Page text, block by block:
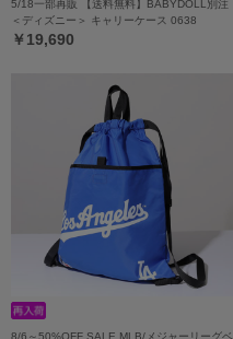
5/18一部再販 【送料無料】BABYDOLL別注
＜ディズニー＞ キャリーケース 0638
￥19,690
8/6～50%OFF SALE MLB/メジャーリーグベ